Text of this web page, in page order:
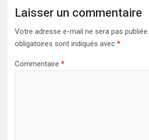
Laisser un commentaire
Votre adresse e-mail ne sera pas publiée.
obligatoires sont indiqués avec *
Commentaire *